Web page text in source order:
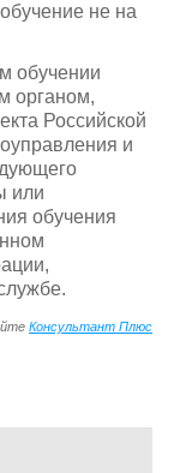
не на
обучении
органом,
Российской
и
или
обучения
Консультант Плюс